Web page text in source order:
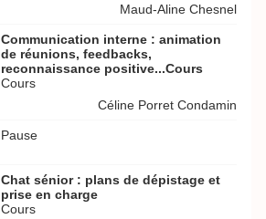
Maud-Aline Chesnel
Communication interne : animation
de réunions, feedbacks,
reconnaissance positive...Cours
Cours
Céline Porret Condamin
Pause
Chat sénior : plans de dépistage et
prise en charge
Cours